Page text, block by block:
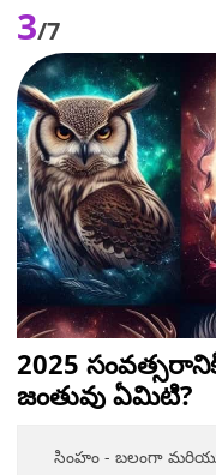
3/7
2025
జంతువు ఏమిటి?
సింహం - బలంగా